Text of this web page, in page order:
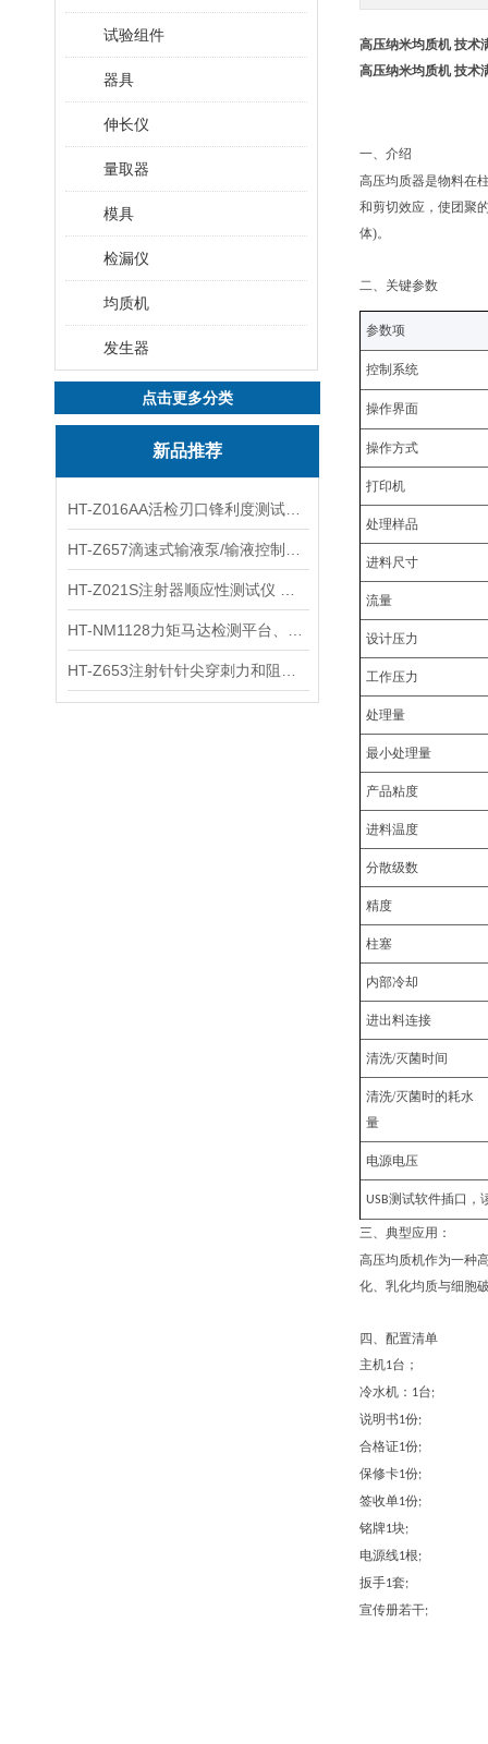
试验组件
器具
伸长仪
量取器
模具
检漏仪
均质机
发生器
点击更多分类
新品推荐
高压纳米均质机 技术
高压纳米均质机 技术
一、 介绍
高压均质器是物料在
和剪切效应，使团聚
体)。
二、关键参数
参数项
控制系统
操作界面
操作方式
打印机
处理样品
进料尺寸
流量
设计压力
工作压力
处理量
最小处理量
产品粘度
进料温度
分散级数
精度
柱塞
内部冷却
进出料连接
清洗/灭菌时间
清洗/灭菌时的耗水
量
电源电压
USB测试软件插口，
三、 典型应用 ：
高压均质机作为一种
化、乳化均质与细胞
四、配置清单
主机1台；
冷水机： 1台;
说明书1份;
合格证1份;
保修卡1份;
签收单1份;
铭牌1块;
电源线1根;
扳手1套;
宣传册若干;